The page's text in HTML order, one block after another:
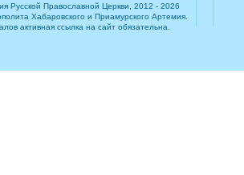
Русской Православной Церкви, 2012 - 2026
Хабаровского и Приамурского Артемия.
активная ссылка на сайт обязательна.